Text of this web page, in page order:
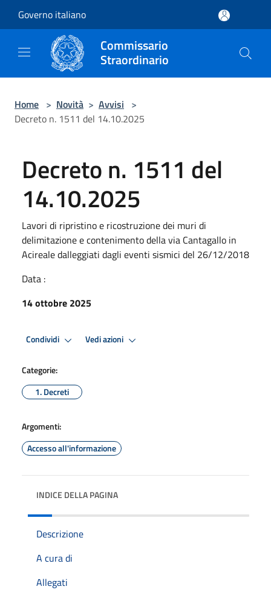
Governo italiano
Commissario
Straordinario
Home > Novità > Avvisi >
Decreto n. 1511 del 14.10.2025
Decreto n. 1511 del
14.10.2025
Lavori di ripristino e ricostruzione dei muri di
delimitazione e contenimento della via Cantagallo in
Acireale dalleggiati dagli eventi sismici del 26/12/2018
Data :
14 ottobre 2025
Condividi Vedi azioni
Categorie:
1. Decreti
Argomenti:
Accesso all'informazione
INDICE DELLA PAGINA
Descrizione
A cura di
Allegati